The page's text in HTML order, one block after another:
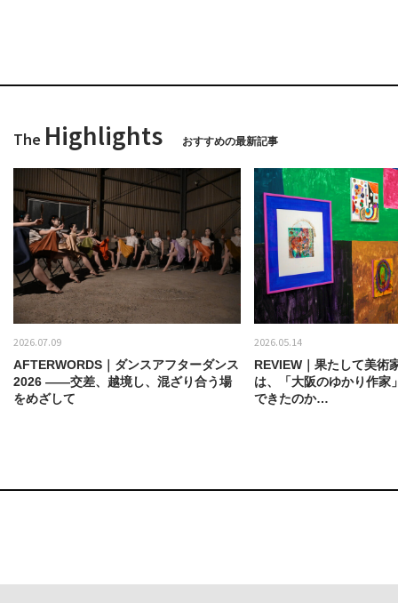
The Highlights おすすめの最新記事
2026.07.09
AFTERWORDS｜ダンスアフターダンス
2026 ——交差、越境し、混ざり合う場
をめざして
2026.05.14
REVIEW｜果たして美術
は、「大阪のゆかり作家
できたのか…